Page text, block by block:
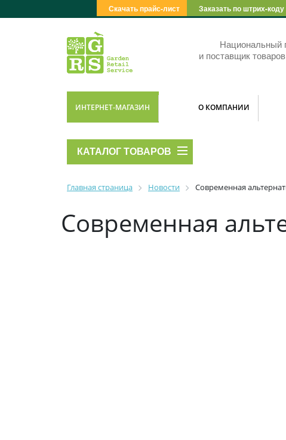
Скачать прайс-лист Заказать по штрих-коду
Национальный
и поставщик
ИНТЕРНЕТ-МАГАЗИН О КОМПАНИИ
КАТАЛОГ ТОВАРОВ
Главная страница Новости Современная
Современная